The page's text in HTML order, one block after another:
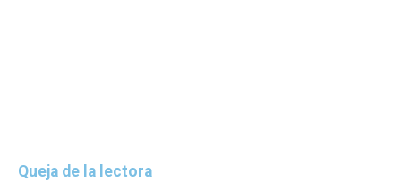
Queja de la lectora